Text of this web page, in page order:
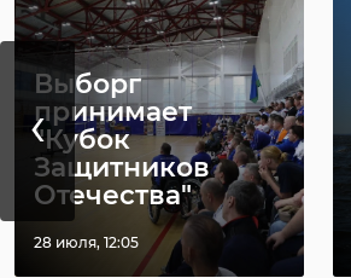
Выборг
принимает
"Кубок
Защитников
Отечества"
28 июля, 12:05
‹